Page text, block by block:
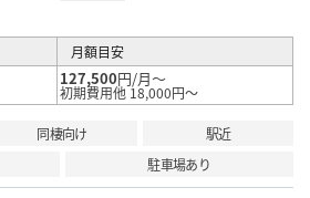
月額目安
127,500円/月～
初期費用他 18,000円～
同棲向け
駅近
駐車場あり